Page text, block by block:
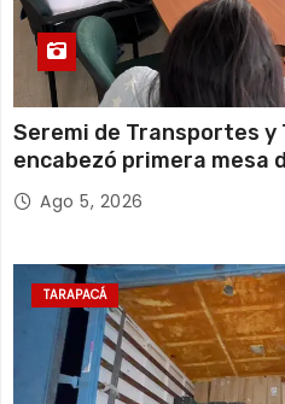
Seremi de Transportes y
encabezó primera mesa
retiro de cables en
Ago 5, 2026
TARAPACÁ